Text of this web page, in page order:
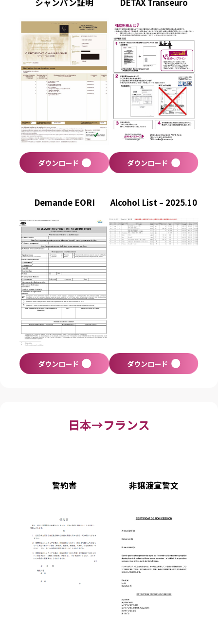
シャンパン証明
ダウンロード
DETAX Transeuro
ダウンロード
Demande EORI
ダウンロード
Alcohol List – 2025.10
ダウンロード
日本→フランス
誓約書 非譲渡宣誓文